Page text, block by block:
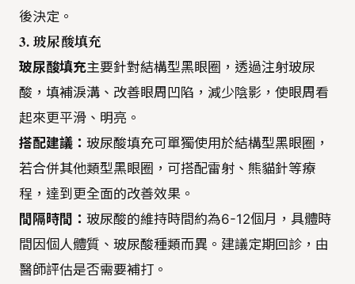
後決定。
3. 玻尿酸填充
玻尿酸填充主要針對結構型黑眼圈，透過注射玻尿
酸，填補淚溝、改善眼周凹陷，減少陰影，使眼周看
起來更平滑、明亮。
搭配建議： 玻尿酸填充可單獨使用於結構型黑眼圈，
若合併其他類型黑眼圈，可搭配雷射、熊貓針等療
程，達到更全面的改善效果。
間隔時間： 玻尿酸的維持時間約為6-12個月，具體時
間因個人體質、玻尿酸種類而異。建議定期回診，由
醫師評估是否需要補打。